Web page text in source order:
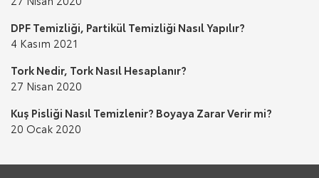
DPF Temizliği, Partikül Temizliği Nasıl Yapılır?
4 Kasım 2021
Tork Nedir, Tork Nasıl Hesaplanır?
27 Nisan 2020
Kuş Pisliği Nasıl Temizlenir? Boyaya Zarar Verir mi?
20 Ocak 2020